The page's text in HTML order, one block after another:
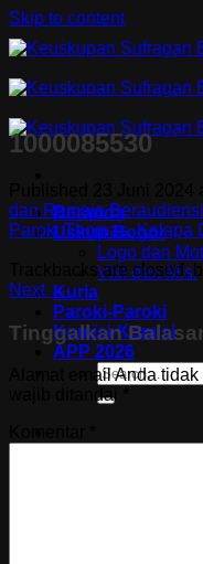
Skip to content
Beranda
Uskup Bogor
Logo dan
Visi dan Misi
Kuria
Paroki-Paroki
Komisi-Komisi
APP 2026
1000085530
dan Remaja
Paroki Thomas, Kelapa
Trackbacks are closed,
Next →
Tinggalkan
Alamat email Anda
wajib ditandai